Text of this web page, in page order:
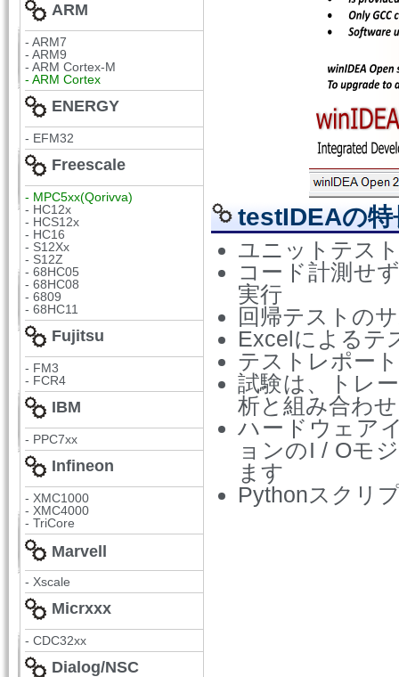
ARM
- ARM7
- ARM9
- ARM Cortex-M
- ARM Cortex
ENERGY
- EFM32
Freescale
- MPC5xx(Qorivva)
- HC12x
- HCS12x
- HC16
- S12Xx
- S12Z
- 68HC05
- 68HC08
- 6809
- 68HC11
Fujitsu
- FM3
- FCR4
IBM
- PPC7xx
Infineon
- XMC1000
- XMC4000
- TriCore
Marvell
- Xscale
Micrxxx
- CDC32xx
Dialog/NSC
testIDEAの特
ユニットテス
コー​​ド計測せ
実行
回帰テストの
Excelによるテ
テストレポー
試験は、トレ
析と組み合わ
ハードウェア
ョンのI / Oモ
ます
Pythonスクリ